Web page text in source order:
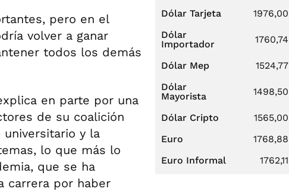
pero en el
volver a ganar
todos los demás
en parte por una
de su coalición
y la
lo que más lo
que se ha
carrera por haber
Dólar Tarjeta
1976,00
Dólar
Importador
1760,74
Dólar Mep 1524,77
Dólar
Mayorista
1498,50
Dólar Cripto 1565,00
Euro
1768,88
Euro Informal
1762,11